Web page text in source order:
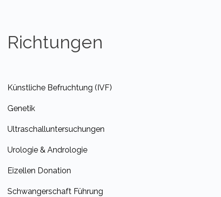
Richtungen
Künstliche Befruchtung (IVF)
Genetik
Ultraschalluntersuchungen
Urologie & Andrologie
Eizellen Donation
Schwangerschaft Führung